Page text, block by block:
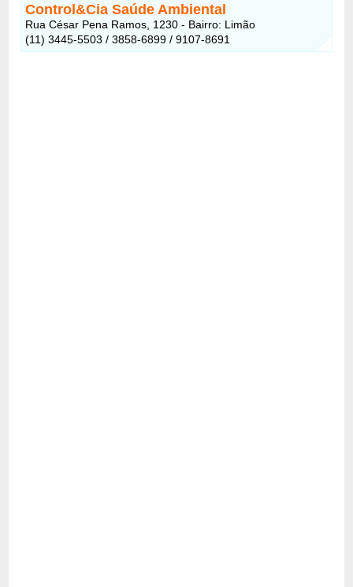
Control&Cia Saúde Ambiental
Rua César Pena Ramos, 1230 - Bairro: Limão
(11) 3445-5503 / 3858-6899 / 9107-8691